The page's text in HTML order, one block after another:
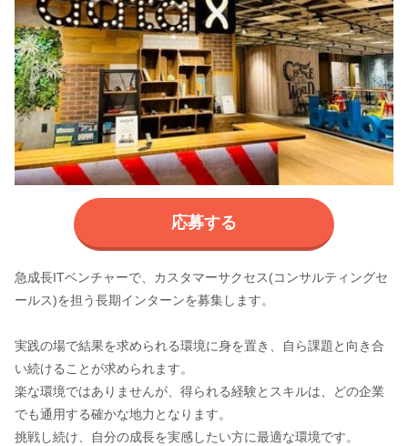
応募する
急成長ITベンチャーで、カスタマーサクセス(コンサルティングセ
ールス)を担う長期インターンを募集します。
実践の場で結果を求められる環境に身を置き、自ら課題と向き合
い続けることが求められます。
楽な環境ではありませんが、得られる経験とスキルは、どの企業
でも通用する確かな地力となります。
挑戦し続け、自分の成長を実感したい方に最適な環境です。